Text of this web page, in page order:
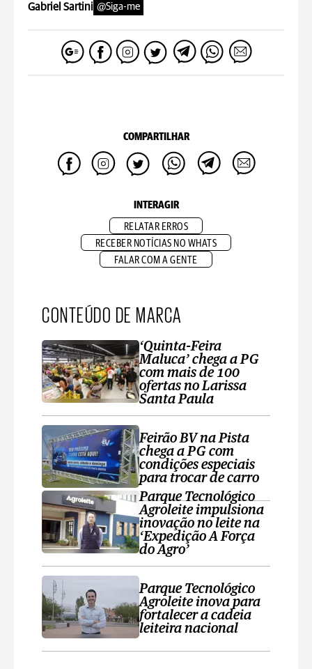
Gabriel Sartini @Siga-me
COMPARTILHAR
INTERAGIR
RELATAR ERROS
RECEBER NOTÍCIAS NO WHATS
FALAR COM A GENTE
CONTEÚDO DE MARCA
‘Quinta-Feira
Maluca’ chega a PG
com mais de 100
ofertas no Larissa
Santa Paula
Feirão BV na Pista
chega a PG com
condições especiais
para trocar de carro
Parque Tecnológico
Agroleite impulsiona
inovação no leite na
‘Expedição A Força
do Agro’
Parque Tecnológico
Agroleite inova para
fortalecer a cadeia
leiteira nacional